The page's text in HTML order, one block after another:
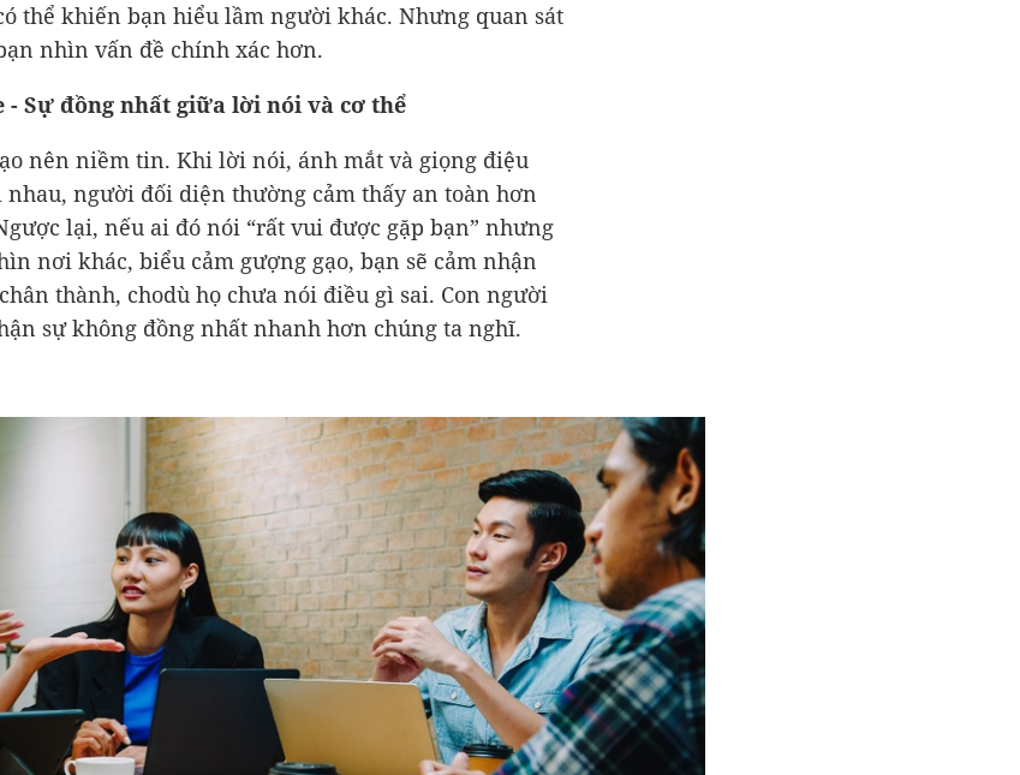
thể khiến bạn hiểu lầm người khác. Nhưng quan sát
nhìn vấn đề chính xác hơn.
- Sự đồng nhất giữa lời nói và cơ thể
nên niềm tin. Khi lời nói, ánh mắt và giọng điệu
người đối diện thường cảm thấy an toàn hơn
lại, nếu ai đó nói “rất vui được gặp bạn” nhưng
nơi khác, biểu cảm gượng gạo, bạn sẽ cảm nhận
thành, chodù họ chưa nói điều gì sai. Con người
sự không đồng nhất nhanh hơn chúng ta nghĩ.